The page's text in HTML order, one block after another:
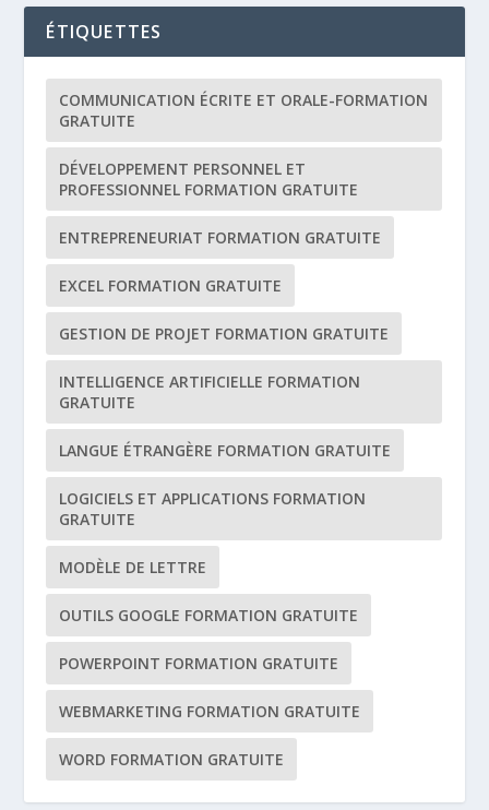
ÉTIQUETTES
COMMUNICATION ÉCRITE ET ORALE-FORMATION
GRATUITE
DÉVELOPPEMENT PERSONNEL ET
PROFESSIONNEL FORMATION GRATUITE
ENTREPRENEURIAT FORMATION GRATUITE
EXCEL FORMATION GRATUITE
GESTION DE PROJET FORMATION GRATUITE
INTELLIGENCE ARTIFICIELLE FORMATION
GRATUITE
LANGUE ÉTRANGÈRE FORMATION GRATUITE
LOGICIELS ET APPLICATIONS FORMATION
GRATUITE
MODÈLE DE LETTRE
OUTILS GOOGLE FORMATION GRATUITE
POWERPOINT FORMATION GRATUITE
WEBMARKETING FORMATION GRATUITE
WORD FORMATION GRATUITE